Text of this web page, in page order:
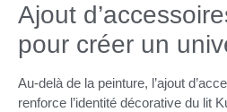
Ajout
pour créer un
Au-delà de la peinture, l’ajout
renforce l’identité décorative du lit